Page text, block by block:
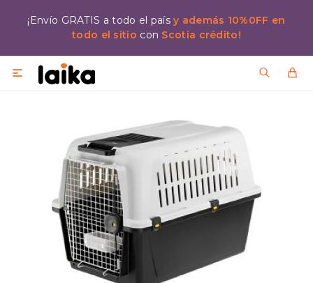
¡Envío GRATIS a todo el paísy además 10%0FF en
todo el sitio con Scotia crédito!
